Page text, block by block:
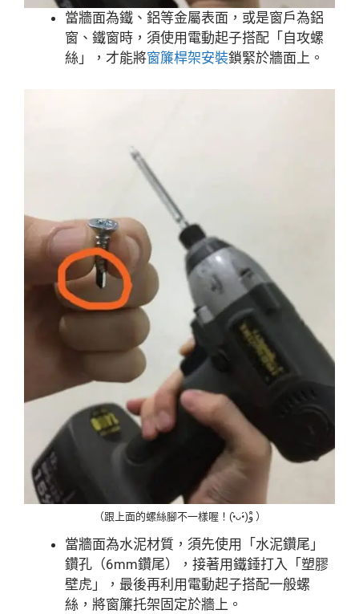
當牆面為鐵、鋁等金屬表面，或是窗戶為鋁
窗、鐵窗時，須使用電動起子搭配「自攻螺
絲」，才能將窗簾桿架安裝鎖緊於牆面上。
（跟上面的螺絲腳不一樣喔！(•̀ᴗ•́ )و ̑̑）
當牆面為水泥材質，須先使用「水泥鑽尾」
鑽孔（6mm鑽尾），接著用鐵錘打入「塑膠
壁虎」，最後再利用電動起子搭配一般螺
絲，將窗簾托架固定於牆上。